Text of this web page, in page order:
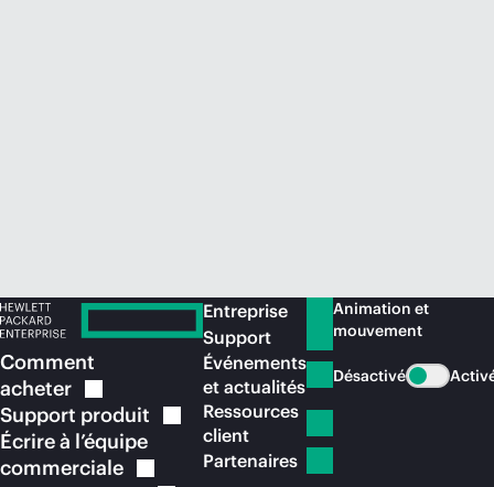
Comment
acheter
Support produit
Écrire à l’équipe
commerciale
Entreprise
Support
Événements
et actualités
Ressources
client
Partenaires
Animation et
mouvement
Désactivé